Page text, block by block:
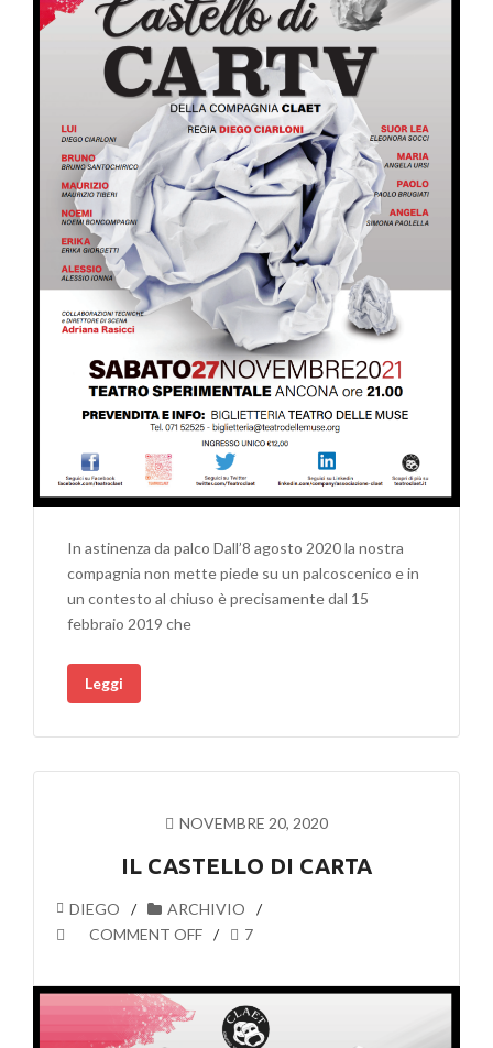
In astinenza da palco Dall’8 agosto 2020 la nostra
compagnia non mette piede su un palcoscenico e in
un contesto al chiuso è precisamente dal 15
febbraio 2019 che
Leggi
NOVEMBRE 20, 2020
IL CASTELLO DI CARTA
DIEGO
ARCHIVIO
COMMENT OFF
7